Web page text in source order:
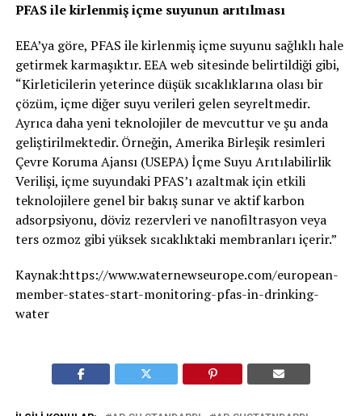
PFAS ile kirlenmiş içme suyunun arıtılması
EEA’ya göre, PFAS ile kirlenmiş içme suyunu sağlıklı hale
getirmek karmaşıktır. EEA web sitesinde belirtildiği gibi,
“Kirleticilerin yeterince düşük sıcaklıklarına olası bir
çözüm, içme diğer suyu verileri gelen seyreltmedir.
Ayrıca daha yeni teknolojiler de mevcuttur ve şu anda
geliştirilmektedir. Örneğin, Amerika Birleşik resimleri
Çevre Koruma Ajansı (USEPA) İçme Suyu Arıtılabilirlik
Verilişi, içme suyundaki PFAS’ı azaltmak için etkili
teknolojilere genel bir bakış sunar ve aktif karbon
adsorpsiyonu, döviz rezervleri ve nanofiltrasyon veya
ters ozmoz gibi yüksek sıcaklıktaki membranları içerir.”
Kaynak:https://www.waternewseurope.com/european-
member-states-start-monitoring-pfas-in-drinking-
water